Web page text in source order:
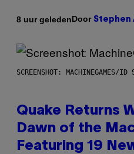
8 uur geledenDoor Stephen
SCREENSHOT: MACHINEGAMES/ID
Quake Returns
Dawn of the
Featuring 19